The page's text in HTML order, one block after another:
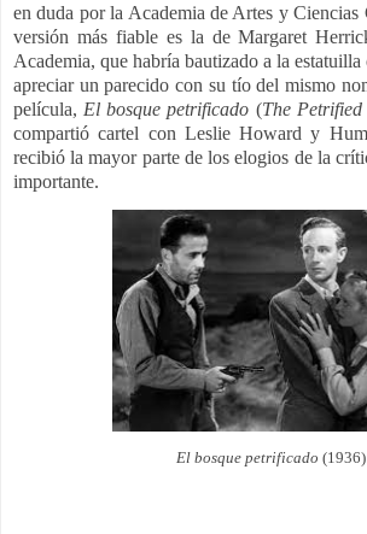
en duda por la Academia de Artes y Ciencias
versión más fiable es la de Margaret
Academia, que habría bautizado a la
apreciar un parecido con su tío del mismo
película, El bosque petrificado (The Petrified
compartió cartel con Leslie Howard y
recibió la mayor parte de los elogios de la
importante.
El bosque petrificado (1936)